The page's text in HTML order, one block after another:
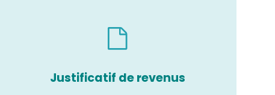
Justificatif de revenus